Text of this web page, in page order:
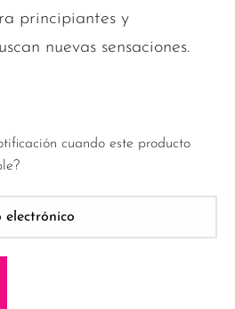
principiantes y
nuevas sensaciones.
cuando este producto